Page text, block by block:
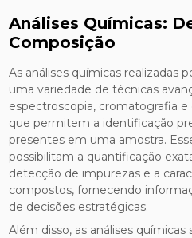
Análises Químicas:
Composição
As análises químicas realizadas
uma variedade de técnicas
espectroscopia, cromatografia
que permitem a identificação
presentes em uma amostra.
possibilitam a quantificação
detecção de impurezas e a
compostos, fornecendo
de decisões estratégicas.
Além disso, as análises químicas